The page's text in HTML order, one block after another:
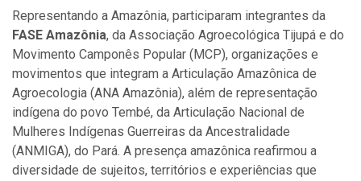
Representando a Amazônia, participaram integrantes da
FASE Amazônia, da Associação Agroecológica Tijupá e do
Movimento Camponês Popular (MCP), organizações e
movimentos que integram a Articulação Amazônica de
Agroecologia (ANA Amazônia), além de representação
indígena do povo Tembé, da Articulação Nacional de
Mulheres Indígenas Guerreiras da Ancestralidade
(ANMIGA), do Pará. A presença amazônica reafirmou a
diversidade de sujeitos, territórios e experiências que